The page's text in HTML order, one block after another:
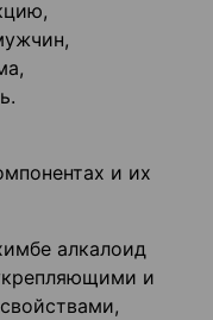
и их
алкалоид
и